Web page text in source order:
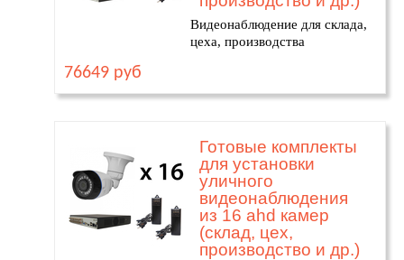
Видеонаблюдение для склада,
цеха, производства
76649 руб
Готовые комплекты
для установки
уличного
видеонаблюдения
из 16 ahd камер
(склад, цех,
производство и др.)